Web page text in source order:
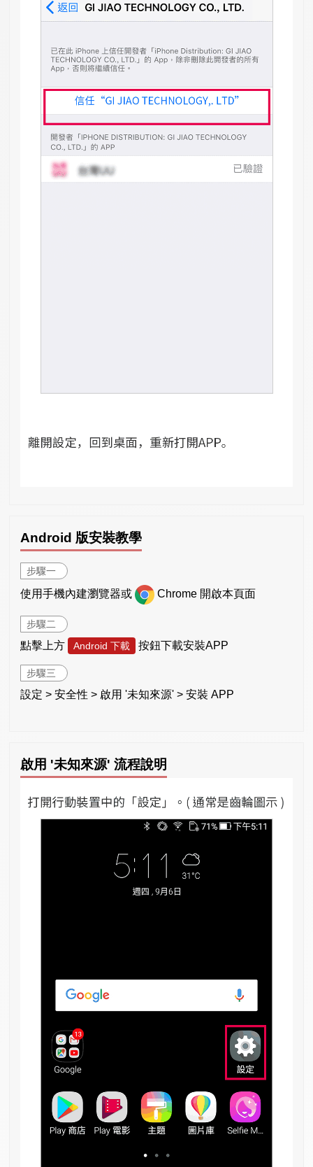
Android 版安裝教學
步驟一
使用手機內建瀏覽器或 Chrome 開啟本頁面
步驟二
點擊上方 Android 下載 按鈕下載安裝APP
步驟三
設定 > 安全性 > 啟用 '未知來源' > 安裝 APP
啟用 '未知來源' 流程說明